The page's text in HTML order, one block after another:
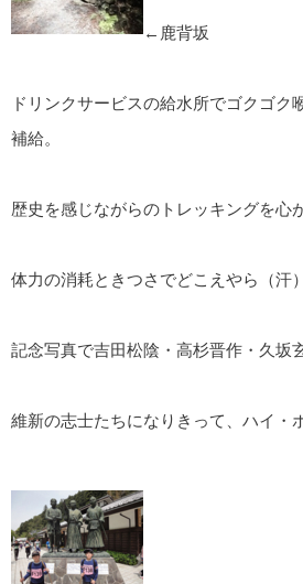
←鹿背坂
ドリンクサービスの給水所でゴクゴク
補給。
歴史を感じながらのトレッキングを心
体力の消耗ときつさでどこえやら（汗
記念写真で吉田松陰・高杉晋作・久坂
維新の志士たちになりきって、ハイ・